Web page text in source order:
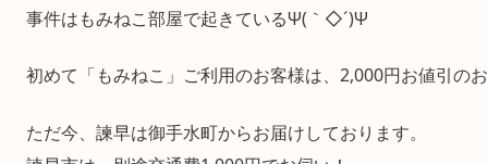
事件はもみねこ部屋で起きているΨ(｀◇´)Ψ
初めて「もみねこ」ご利用のお客様は、2,000円お値引のお
ただ今、諫早は御手水町からお届けしております。